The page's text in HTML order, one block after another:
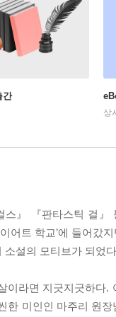
간
상
스』 『판타스틱 걸
어트 학교’에 들어갔
소설의 모티브가 되었
이라면 지긋지긋하다
한 미인인 마주리 원